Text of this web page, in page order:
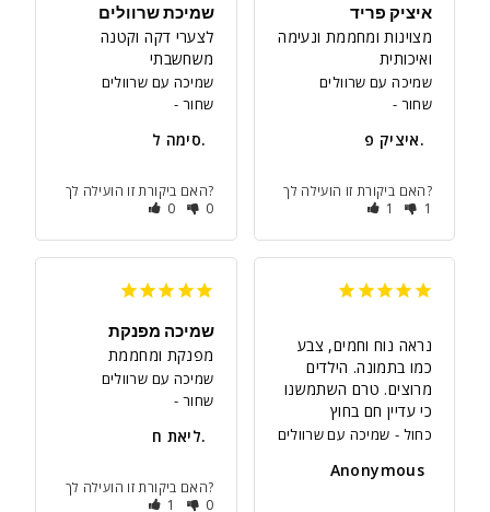
שמיכת שרוולים
משחשבתי
שמיכה עם שרוולים
שחור
סימה ל.
האם ביקורת זו הועילה לך?
0
0
איציק פריד
מצוינות ומחממת ונעימה
ואיכותית
שמיכה עם שרוולים
שחור
איציק פ.
האם ביקורת זו הועילה לך?
1
1
שמיכה מפנקת
מפנקת ומחממת
שמיכה עם שרוולים
שחור
ליאת ח.
האם ביקורת זו הועילה לך?
1
0
כמו בתמונה. הילדים
כי עדיין חם בחוץ
שמיכה עם שרוולים כחול
Anonymous